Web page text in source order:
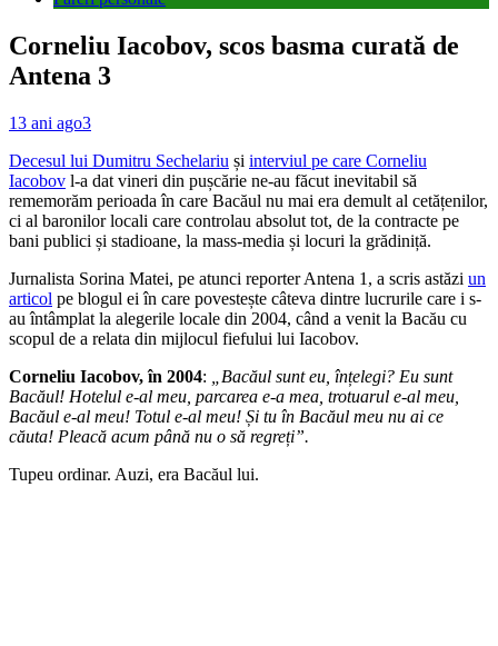
Corneliu Iacobov, scos basma curată de
Antena 3
13 ani ago3
Decesul lui Dumitru Sechelariu și interviul pe care Corneliu
Iacobov l-a dat vineri din pușcărie ne-au făcut inevitabil să
rememorăm perioada în care Bacăul nu mai era demult al cetățenilor,
ci al baronilor locali care controlau absolut tot, de la contracte pe
bani publici și stadioane, la mass-media și locuri la grădiniță.
Jurnalista Sorina Matei, pe atunci reporter Antena 1, a scris astăzi un
articol pe blogul ei în care povestește câteva dintre lucrurile care i s-
au întâmplat la alegerile locale din 2004, când a venit la Bacău cu
scopul de a relata din mijlocul fiefului lui Iacobov.
Corneliu Iacobov, în 2004:
„Bacăul sunt eu, înțelegi? Eu sunt
Bacăul! Hotelul e-al meu, parcarea e-a mea, trotuarul e-al meu,
Bacăul e-al meu! Totul e-al meu! Și tu în Bacăul meu nu ai ce
căuta! Pleacă acum până nu o să regreți”.
Tupeu ordinar. Auzi, era Bacăul lui.